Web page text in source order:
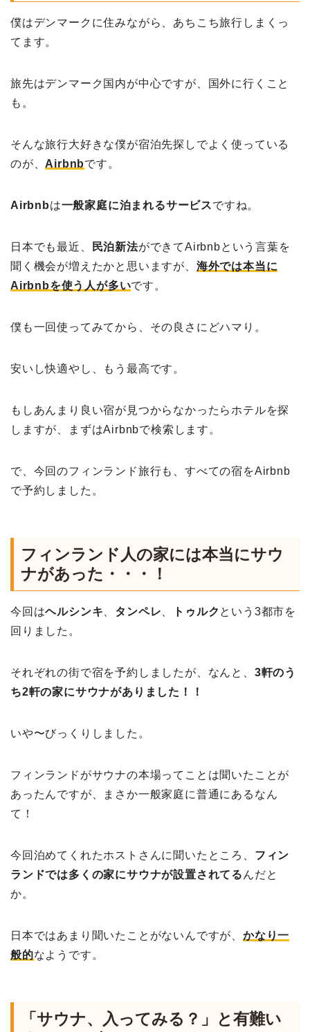
僕はデンマークに住みながら、あちこち旅行しまくっ
てます。
旅先はデンマーク国内が中心ですが、国外に行くこと
も。
そんな旅行大好きな僕が宿泊先探しでよく使っている
のが、 Airbnbです。
Airbnbは一般家庭に泊まれるサービスですね。
日本でも最近、 民泊新法ができてAirbnbという言葉を
聞く機会が増えたかと思いますが、 海外では本当に
Airbnbを使う人が多いです。
僕も一回使ってみてから、その良さにどハマり。
安いし快適やし、もう最高です。
もしあんまり良い宿が見つからなかったらホテルを探
しますが、まずはAirbnbで検索します。
で、今回のフィンランド旅行も、すべての宿をAirbnb
で予約しました。
フィンランド人の家には本当にサウ
ナがあった・・・！
今回はヘルシンキ タンペレ トゥルク という3都市を
回りました。
それぞれの街で宿を予約しましたが、なんと、 3軒のう
ち2軒の家にサウナがありました！！
いや〜びっくりしました。
フィンランドがサウナの本場ってことは聞いたことが
あったんですが、まさか一般家庭に普通にあるなん
て！
今回泊めてくれたホストさんに聞いたところ、 フィン
ランドでは多くの家にサウナが設置されてる んだと
か。
日本ではあまり聞いたことがないんですが、 かなり一
般的なようです。
「サウナ、入ってみる？」と有難い